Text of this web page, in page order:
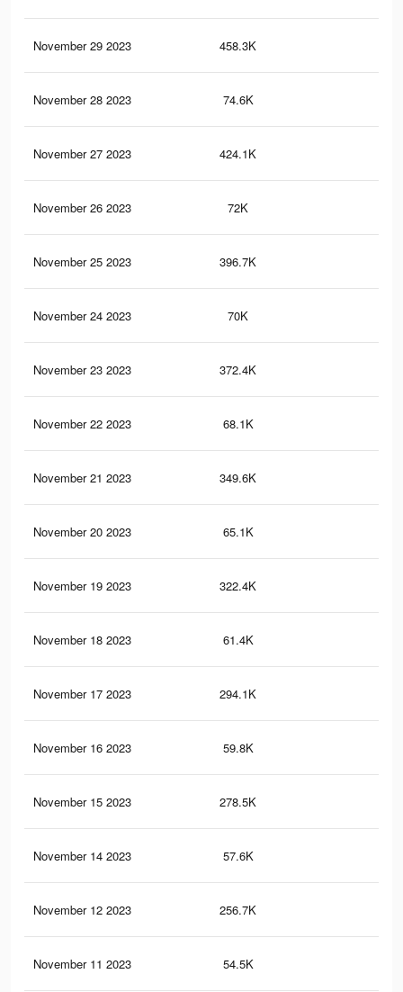
November 29 2023 458.3K
November 28 2023 74.6K
November 27 2023 424.1K
November 26 2023 72K
November 25 2023 396.7K
November 24 2023 70K
November 23 2023 372.4K
November 22 2023 68.1K
November 21 2023 349.6K
November 20 2023 65.1K
November 19 2023 322.4K
November 18 2023 61.4K
November 17 2023 294.1K
November 16 2023 59.8K
November 15 2023 278.5K
November 14 2023 57.6K
November 12 2023 256.7K
November 11 2023 54.5K